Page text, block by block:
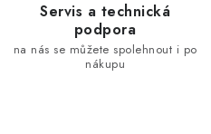
Servis a technická
podpora
na nás se můžete spolehnout i po
nákupu